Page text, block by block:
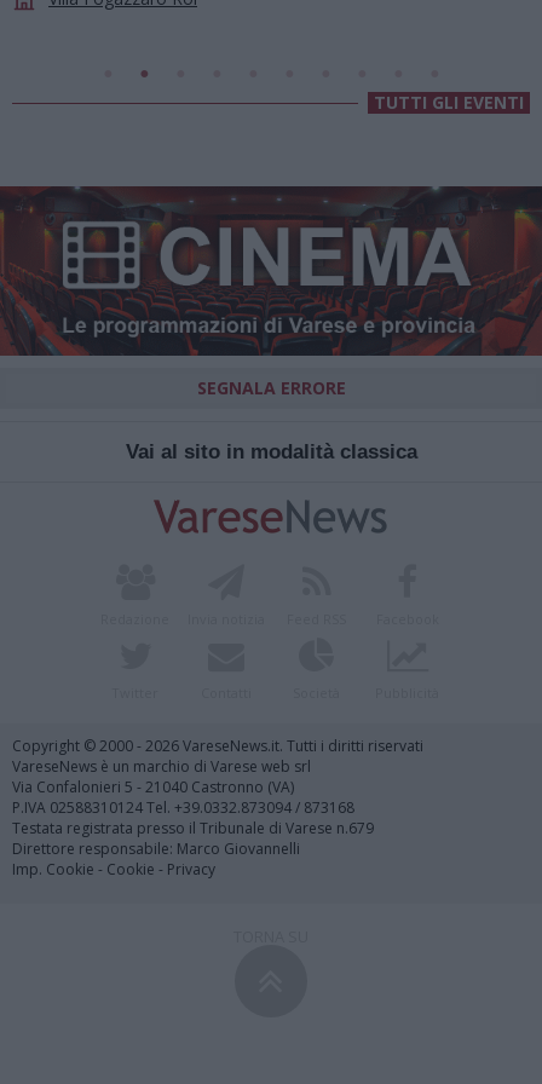
TUTTI GLI EVENTI
SEGNALA ERRORE
Vai al sito in modalità classica
Copyright © 2000 - 2026 VareseNews.it. Tutti i diritti riservati
VareseNews è un marchio di Varese web srl
Via Confalonieri 5 - 21040 Castronno (VA)
P.IVA 02588310124 Tel. +39.0332.873094 / 873168
Testata registrata presso il Tribunale di Varese n.679
Direttore responsabile: Marco Giovannelli
Imp. Cookie - Cookie - Privacy